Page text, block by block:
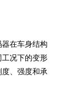
在车身结构
况下的变形
、强度和承